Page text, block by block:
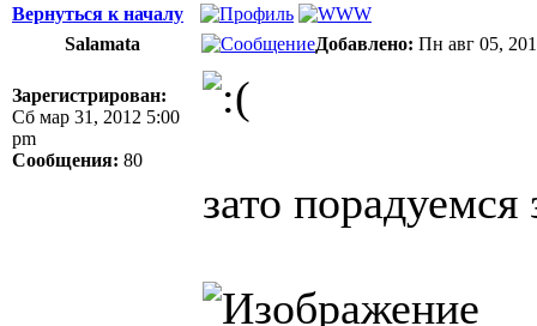
Вернуться к началу
Salamata
Добавлено: Пн авг 05,
Зарегистрирован:
Сб мар 31, 2012 5:00
pm
Сообщения: 80
зато